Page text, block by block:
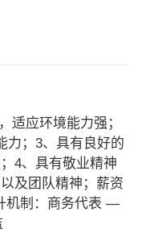
适应环境能力强；
力；3、具有良好的
4、具有敬业精神
及团队精神；薪资
机制：商务代表 —